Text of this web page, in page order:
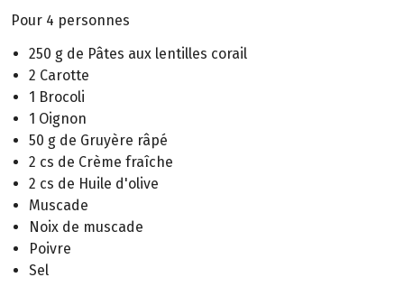
Pour 4 personnes
250 g de Pâtes aux lentilles corail
2 Carotte
1 Brocoli
1 Oignon
50 g de Gruyère râpé
2 cs de Crème fraîche
2 cs de Huile d'olive
Muscade
Noix de muscade
Poivre
Sel